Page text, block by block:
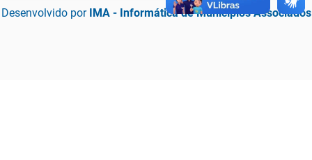
Desenvolvido por IMA - Informática de Municípios Associados